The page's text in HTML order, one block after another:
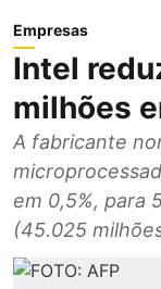
Empresas
Intel
milhões
A fabricante
em 0,5%, para
(45.025